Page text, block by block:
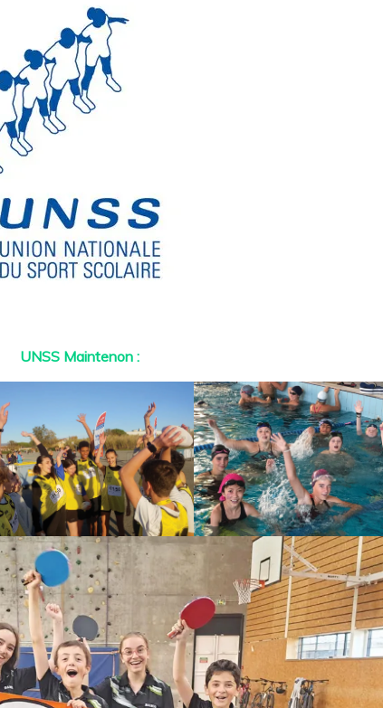
UNSS Maintenon :